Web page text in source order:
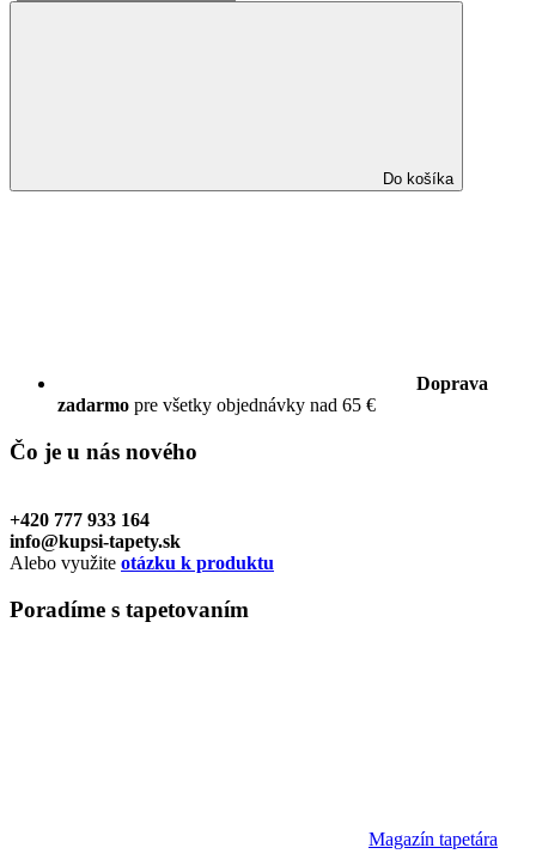
Do košíka
Doprava
zadarmo pre všetky objednávky nad 65 €
Čo je u nás nového
+420 777 933 164
info@kupsi-tapety.sk
Alebo využite otázku k produktu
Poradíme s tapetovaním
Magazín tapetára